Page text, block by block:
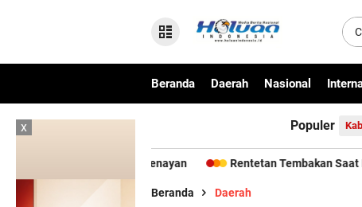
Beranda Daerah Nasional
Populer
Rentetan Tembakan Saat Festival Budaya
Beranda Daerah
x